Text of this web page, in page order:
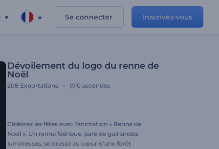
Se connecter Inscrivez-vous
Dévoilement du logo du renne de
Noël
208 Exportations 10 secondes
Célébrez les fêtes avec l'animation « Renne de
Noël ». Un renne féérique, paré de guirlandes
lumineuses, se dresse au cœur d'une forêt